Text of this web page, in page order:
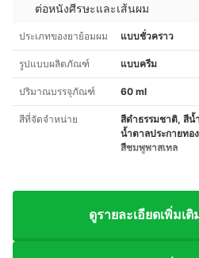
ต่อหนังศีรษะและเส้นผม
ประเภทของยาย้อมผม แบบชั่วคราว
รูปแบบผลิตภัณฑ์ แบบครีม
ปริมาณบรรจุภัณฑ์ 60 ml
สีที่จัดจำหน่าย
สีดำธรรมชาติ, สีน้
น้ำตาลประกายทอ
สีชมพูพาสเทล
ดูรายละเอียดเพิ่มเ